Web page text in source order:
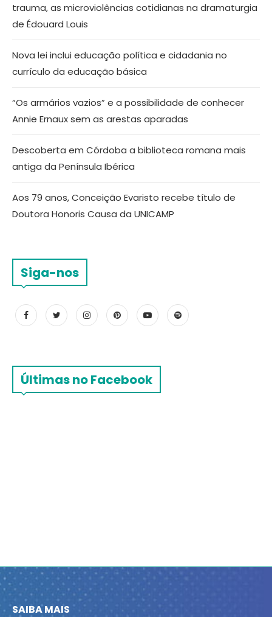
trauma, as microviolências cotidianas na dramaturgia
de Édouard Louis
Nova lei inclui educação política e cidadania no
currículo da educação básica
“Os armários vazios” e a possibilidade de conhecer
Annie Ernaux sem as arestas aparadas
Descoberta em Córdoba a biblioteca romana mais
antiga da Península Ibérica
Aos 79 anos, Conceição Evaristo recebe título de
Doutora Honoris Causa da UNICAMP
Siga-nos
Últimas no Facebook
SAIBA MAIS